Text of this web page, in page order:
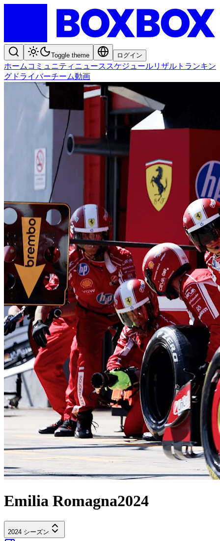
Toggle theme ログイン
ホーム コミュニティ ニュース スケジュールリザルト ランキン
グ ドライバーチーム動画
Emilia Romagna2024
2024 シーズン